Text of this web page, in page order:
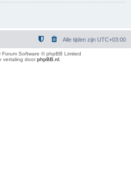
Alle tijden zijn UTC+03:00
Forum Software © phpBB Limited
vertaling doorphpBB.nl